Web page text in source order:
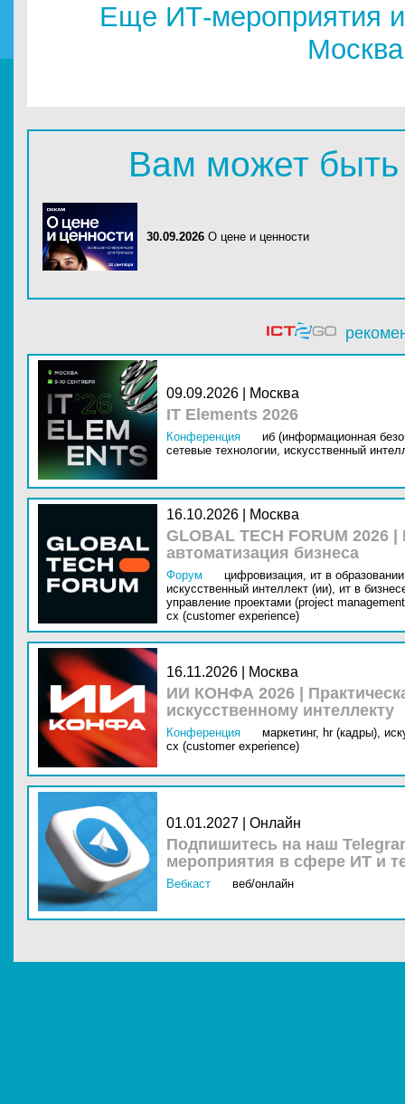
Еще ИТ-мероприятия
Москва
Вам может быть
30.09.2026 О цене и ценности
09.09.2026 | Москва
IT Elements 2026
Конференция
иб (информационная
сетевые технологии, искусственный
16.10.2026 | Москва
GLOBAL TECH FORUM
автоматизация бизнеса
Форум цифровизация, ит в
искусственный интеллект (ии), ит в
управление проектами (project
cx (customer experience)
16.11.2026 | Москва
ИИ КОНФА 2026 |
искусственному интеллекту
Конференция маркетинг, hr (кадры),
cx (customer experience)
01.01.2027 | Онлайн
Подпишитесь на наш
мероприятия в сфере ИТ и
Вебкаст веб/онлайн